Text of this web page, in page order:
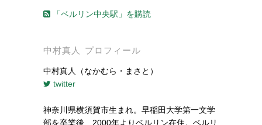
「ベルリン中央駅」を購読
中村真人 プロフィール
中村真人（なかむら・まさと）
twitter
神奈川県横須賀市生まれ。早稲田大学第一文学
部を卒業後、2000年よりベルリン在住。ベルリ